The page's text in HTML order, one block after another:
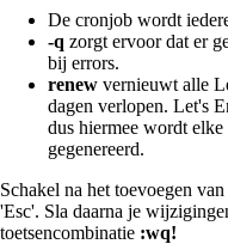
De cronjob wordt
-q zorgt ervoor dat er
bij errors.
renew vernieuwt alle
dagen verlopen. Let's
dus hiermee wordt
gegenereerd.
Schakel na het toevoegen
'Esc'. Sla daarna je
toetsencombinatie :wq!